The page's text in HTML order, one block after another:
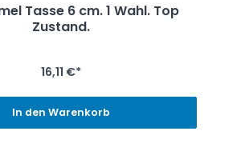
Tasse 6 cm. 1 Wahl. Top
Zustand.
16,11 €*
In den Warenkorb